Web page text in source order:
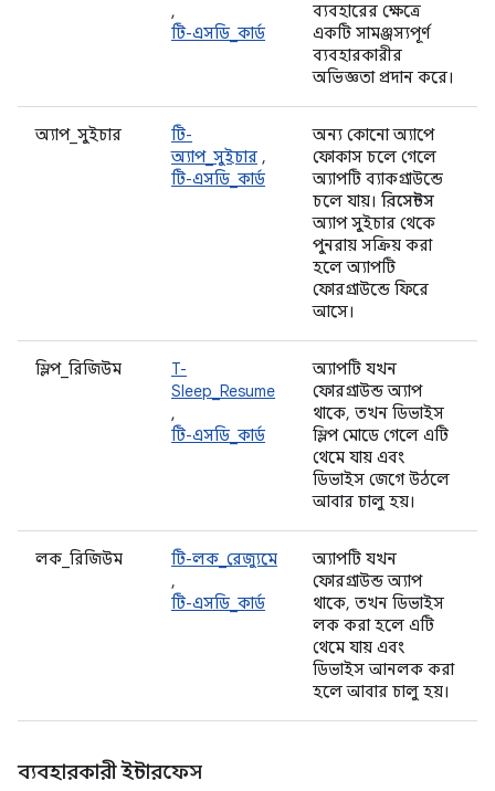
,
টি-এসডি_কার্ড
ব্যবহারের ক্ষেত্রে
একটি সামঞ্জস্যপূর্ণ
ব্যবহারকারীর
অভিজ্ঞতা প্রদান করে।
অ্যাপ_সুইচার
টি-
অ্যাপ_সুইচার ,
টি-এসডি_কার্ড
অন্য কোনো অ্যাপে
ফোকাস চলে গেলে
অ্যাপটি ব্যাকগ্রাউন্ডে
চলে যায়। রিসেন্টস
অ্যাপ সুইচার থেকে
পুনরায় সক্রিয় করা
হলে অ্যাপটি
ফোরগ্রাউন্ডে ফিরে
আসে।
স্লিপ_রিজিউম
T-
Sleep_Resume
,
টি-এসডি_কার্ড
অ্যাপটি যখন
ফোরগ্রাউন্ড অ্যাপ
থাকে, তখন ডিভাইস
স্লিপ মোডে গেলে এটি
থেমে যায় এবং
ডিভাইস জেগে উঠলে
আবার চালু হয়।
লক_রিজিউম
টি-লক_রেজ্যুমে
,
টি-এসডি_কার্ড
অ্যাপটি যখন
ফোরগ্রাউন্ড অ্যাপ
থাকে, তখন ডিভাইস
লক করা হলে এটি
থেমে যায় এবং
ডিভাইস আনলক করা
হলে আবার চালু হয়।
ব্যবহারকারী ইন্টারফেস